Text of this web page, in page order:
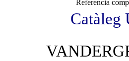
Referencia
Catàleg